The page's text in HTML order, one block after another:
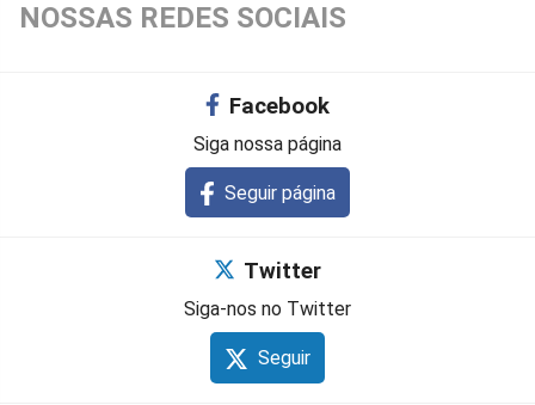
NOSSAS REDES SOCIAIS
Facebook
Siga nossa página
Seguir página
Twitter
Siga-nos no Twitter
Seguir